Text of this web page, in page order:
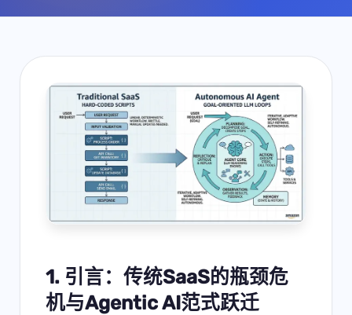
1. 引言：传统SaaS的瓶颈危
机与Agentic AI范式跃迁